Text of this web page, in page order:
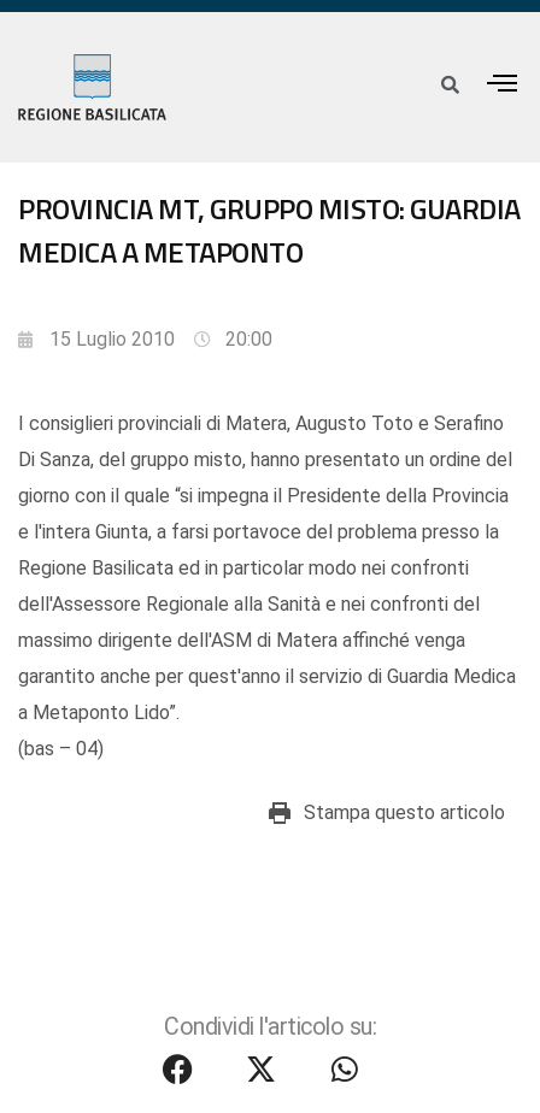
PROVINCIA MT, GRUPPO MISTO: GUARDIA
MEDICA A METAPONTO
15 Luglio 2010 20:00
I consiglieri provinciali di Matera, Augusto Toto e Serafino
Di Sanza, del gruppo misto, hanno presentato un ordine del
giorno con il quale “si impegna il Presidente della Provincia
e l'intera Giunta, a farsi portavoce del problema presso la
Regione Basilicata ed in particolar modo nei confronti
dell'Assessore Regionale alla Sanità e nei confronti del
massimo dirigente dell'ASM di Matera affinché venga
garantito anche per quest'anno il servizio di Guardia Medica
a Metaponto Lido”.
(bas – 04)
Stampa questo articolo
Condividi l'articolo su: